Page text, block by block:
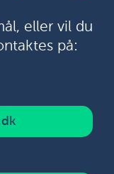
eller vil du
på: